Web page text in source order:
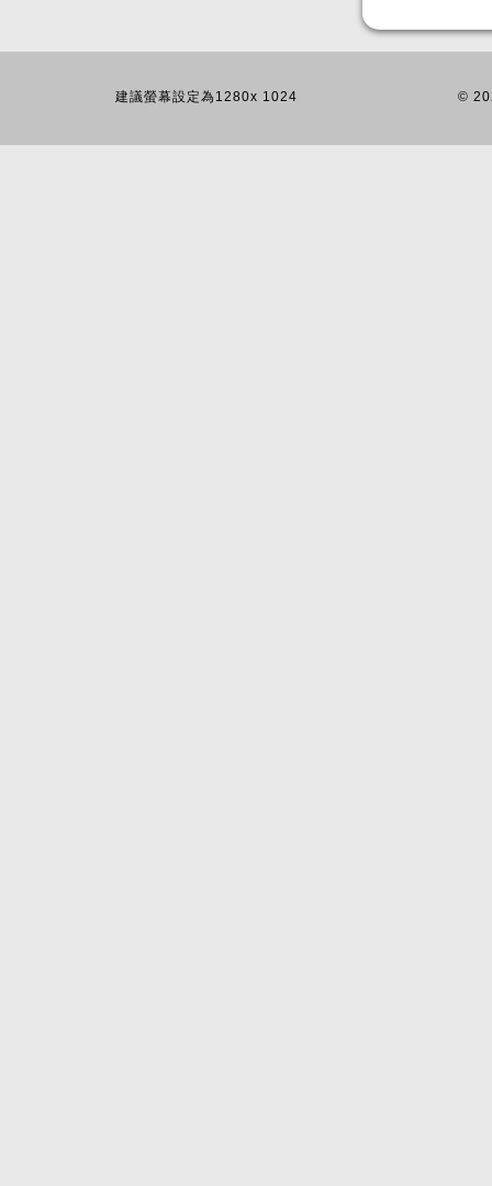
建議螢幕設定為1280x 1024 ©